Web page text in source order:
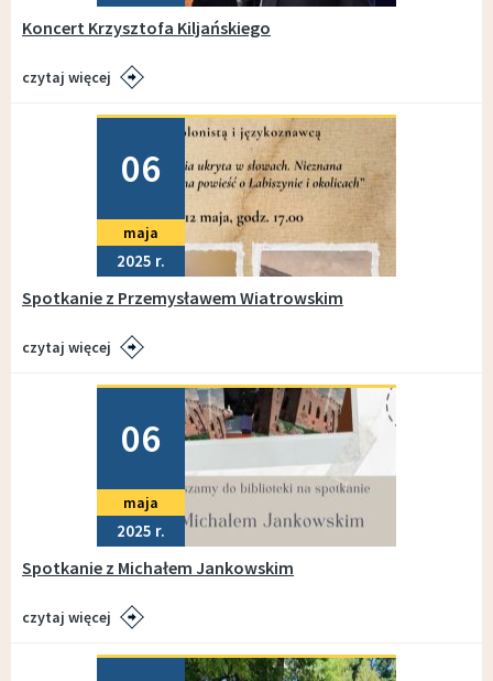
Koncert Krzysztofa Kiljańskiego
czytaj więcej
06
maja
2025
Spotkanie z Przemysławem Wiatrowskim
czytaj więcej
06
maja
2025
Spotkanie z Michałem Jankowskim
czytaj więcej